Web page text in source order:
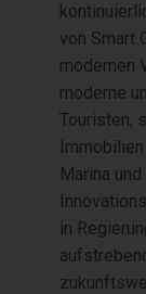
von Smart
modernen
moderne
Touristen,
Marina
in